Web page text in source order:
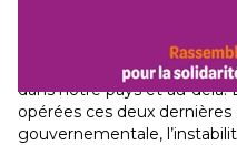
Le secteur humanitaire
dans notre pays et au-delà.
opérées ces deux dernières
gouvernementale,